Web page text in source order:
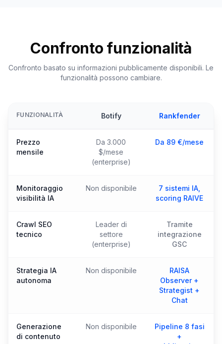
Confronto funzionalità
Confronto basato su informazioni pubblicamente disponibili. Le
funzionalità possono cambiare.
FUNZIONALITÀ Botify Rankfender
Prezzo
mensile
Da 3.000
$/mese
(enterprise)
Da 89 €/mese
Monitoraggio
visibilità IA
Non disponibile
7 sistemi IA,
scoring RAIVE
Crawl SEO
tecnico
Leader di
settore
(enterprise)
Tramite
integrazione
GSC
Strategia IA
autonoma
Non disponibile
RAISA
Observer +
Strategist +
Chat
Generazione
di contenuto
Non disponibile
Pipeline 8 fasi
+